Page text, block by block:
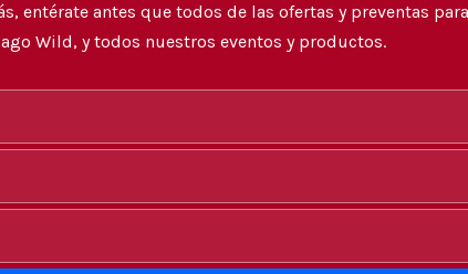
entérate antes que todos de las ofertas y preventas
Wild, y todos nuestros eventos y productos.